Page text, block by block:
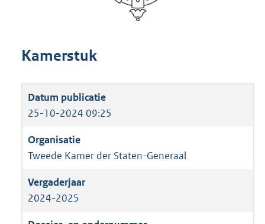
Kamerstuk
25-10-2024 09:25
Tweede Kamer der Staten-Generaal
2024-2025